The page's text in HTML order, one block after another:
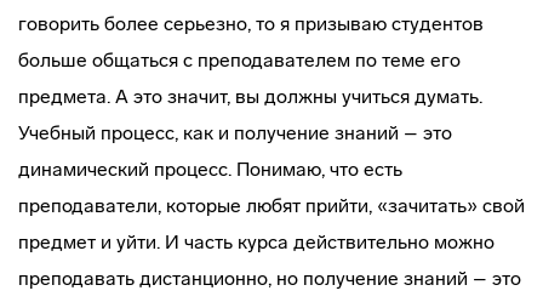
говорить более серьезно, то я призываю студентов
больше общаться с преподавателем по теме его
предмета. А это значит, вы должны учиться думать.
Учебный процесс, как и получение знаний – это
динамический процесс. Понимаю, что есть
преподаватели, которые любят прийти, «зачитать» свой
предмет и уйти. И часть курса действительно можно
преподавать дистанционно, но получение знаний – это